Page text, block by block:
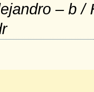
– b /